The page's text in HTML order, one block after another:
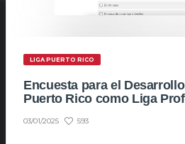
LIGA PUERTO RICO
Encuesta para el
Puerto Rico como Liga
03/01/2025 593